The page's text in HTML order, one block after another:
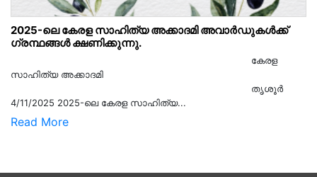
2025-ലെ കേരള സാഹിത്യ അക്കാദമി അവാർഡുകൾക്ക്
ഗ്രന്ഥങ്ങൾ ക്ഷണിക്കുന്നു.
കേരള
സാഹിത്യ അക്കാദമി
തൃശൂര്‍
4/11/2025 2025-ലെ കേരള സാഹിത്യ...
Read More